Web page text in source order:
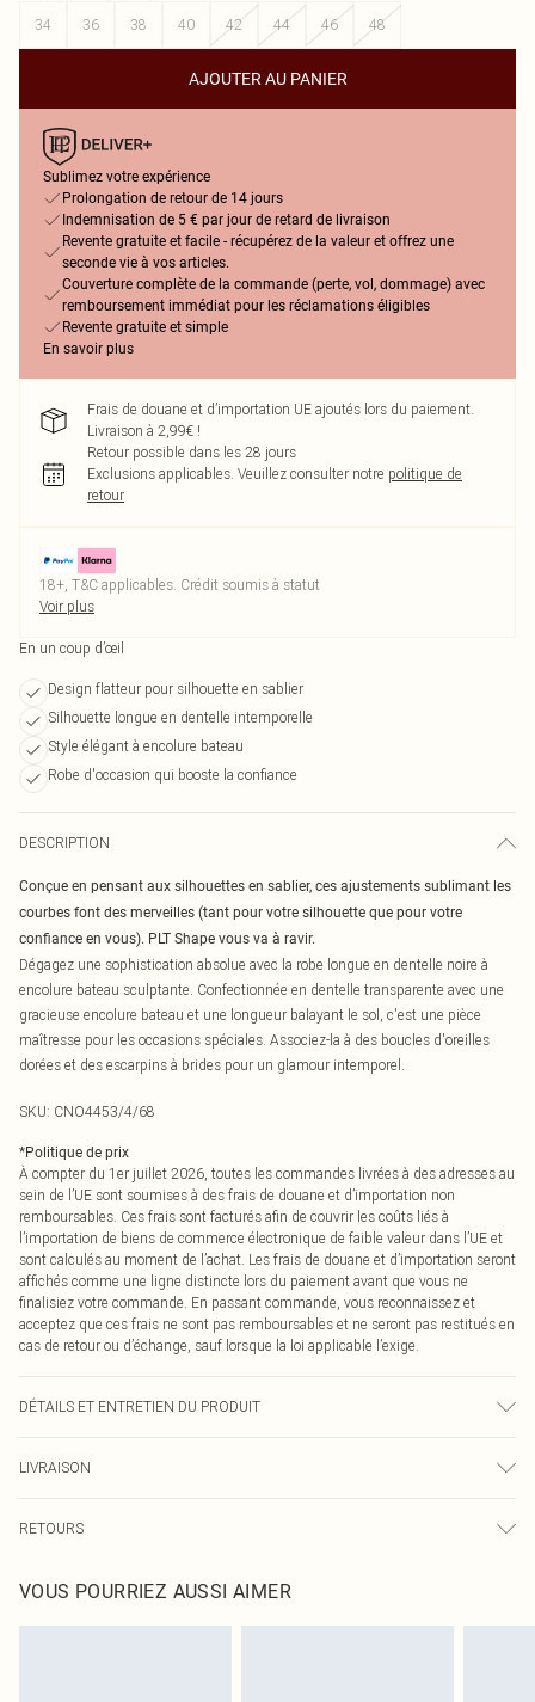
34
36 38 40 42 44 46 48
AJOUTER AU PANIER
Sublimez votre expérience
Prolongation de retour de 14 jours
Indemnisation de 5 € par jour de retard de livraison
Revente gratuite et facile - récupérez de la valeur et offrez une
seconde vie à vos articles.
Couverture complète de la commande (perte, vol, dommage) avec
remboursement immédiat pour les réclamations éligibles
Revente gratuite et simple
En savoir plus
Frais de douane et d’importation UE ajoutés lors du paiement.
Livraison à 2,99€ !
Retour possible dans les 28 jours
Exclusions applicables. Veuillez consulter notre politique de
retour
18+, T&C applicables. Crédit soumis à statut
Voir plus
En un coup d’œil
Design flatteur pour silhouette en sablier
Silhouette longue en dentelle intemporelle
Style élégant à encolure bateau
Robe d'occasion qui booste la confiance
DESCRIPTION
Conçue en pensant aux silhouettes en sablier, ces ajustements sublimant les
courbes font des merveilles (tant pour votre silhouette que pour votre
confiance en vous). PLT Shape vous va à ravir.
Dégagez une sophistication absolue avec la robe longue en dentelle noire à
encolure bateau sculptante. Confectionnée en dentelle transparente avec une
gracieuse encolure bateau et une longueur balayant le sol, c'est une pièce
maîtresse pour les occasions spéciales. Associez-la à des boucles d'oreilles
dorées et des escarpins à brides pour un glamour intemporel.
SKU: CNO4453/4/68
*Politique de prix
À compter du 1er juillet 2026, toutes les commandes livrées à des adresses au
sein de l’UE sont soumises à des frais de douane et d’importation non
remboursables. Ces frais sont facturés afin de couvrir les coûts liés à
l’importation de biens de commerce électronique de faible valeur dans l’UE et
sont calculés au moment de l’achat. Les frais de douane et d’importation seront
affichés comme une ligne distincte lors du paiement avant que vous ne
finalisiez votre commande. En passant commande, vous reconnaissez et
acceptez que ces frais ne sont pas remboursables et ne seront pas restitués en
cas de retour ou d’échange, sauf lorsque la loi applicable l’exige.
DÉTAILS ET ENTRETIEN DU PRODUIT
la couleur peut déteindre.
LIVRAISON
Livraison express France
Jusqu'à 2-3 jours ouvrables
RETOURS
pour nous retourner un article.
Veuillez noter que nous ne pouvons pas rembourser les masques tendance, les
VOUS POURRIEZ AUSSI AIMER